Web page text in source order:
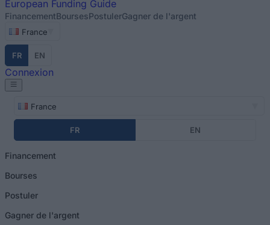
European Funding Guide
FinancementBoursesPostulerGagner de l'argent
France
FR EN
Connexion
France
FR EN
Financement
Bourses
Postuler
Gagner de l'argent